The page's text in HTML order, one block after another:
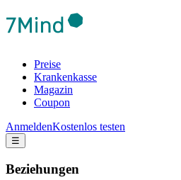
Preise
Krankenkasse
Magazin
Coupon
AnmeldenKostenlos testen
☰
Beziehungen